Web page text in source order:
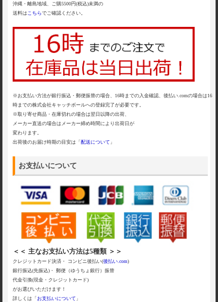
沖縄・離島地域、ご購5500円(税込)未満の
送料は こちらでご確認ください。
※お支払い方法が銀行振込・郵便振替の場合、16時までの入金確認、後払い.comの場合は16
時までの株式会社キャッチボールへの登録完了が必要です。
※取り寄せ商品・在庫切れの場合は翌日以降の出荷、
メーカー直送の場合はメーカー締め時間により出荷日が
変わります。
出荷後のお届け時期の目安は「配送について 」
お支払いについて
＜＜ 主なお支払い方法は5種類 ＞＞
クレジットカード決済・ コンビニ後払い(後払い.com)
銀行振込(先振込)・ 郵便（ゆうちょ銀行）振替
代金引換(現金・クレジットカード)
がお選びいただけます！
詳しくは「お支払いについて 」